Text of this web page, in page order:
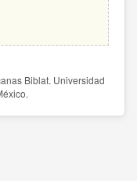
Biblat. Universidad